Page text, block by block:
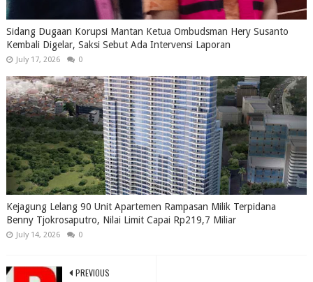
Sidang Dugaan Korupsi Mantan Ketua Ombudsman Hery Susanto
Kembali Digelar, Saksi Sebut Ada Intervensi Laporan
July 17, 2026 0
Kejagung Lelang 90 Unit Apartemen Rampasan Milik Terpidana
Benny Tjokrosaputro, Nilai Limit Capai Rp219,7 Miliar
July 14, 2026 0
PREVIOUS